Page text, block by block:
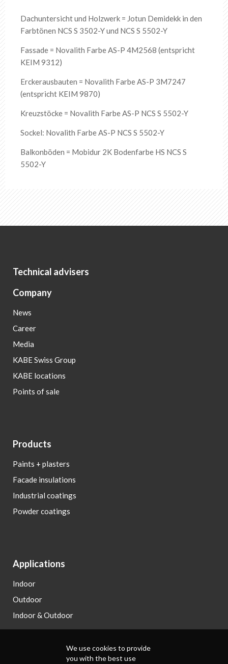
Dachuntersicht und Holzwerk = Jotun Demidekk in den
Farbtönen NCS S 3502-Y und NCS S 5502-Y
Fassade = Novalith Farbe AS-P 4M2568 (entspricht
KEIM 9312)
Erckerausbauten = Novalith Farbe AS-P 3M7247
(entspricht KEIM 9870)
Kreuzstöcke = Novalith Farbe AS-P NCS S 5502-Y
Sockel: Novalith Farbe AS-P NCS S 5502-Y
Balkonböden = Mobidur 2K Bodenfarbe HS NCS S
5502-Y
Technical advisers
Company
News
Career
Media
KABE Swiss Group
KABE locations
Points of sale
Products
Paints + plasters
Facade insulations
Industrial coatings
Powder coatings
Applications
Indoor
Outdoor
Indoor & Outdoor
We use cookies to provide
you with the best use